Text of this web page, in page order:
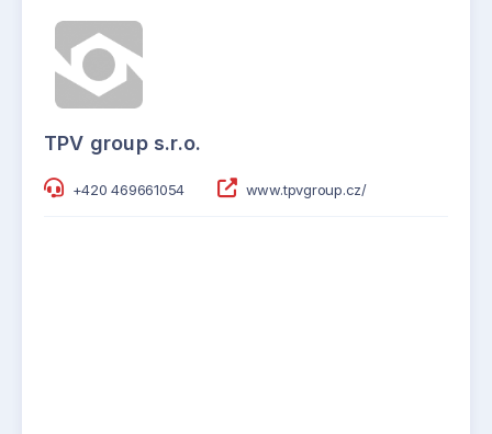
TPV group s.r.o.
+420 469661054 www.tpvgroup.cz/